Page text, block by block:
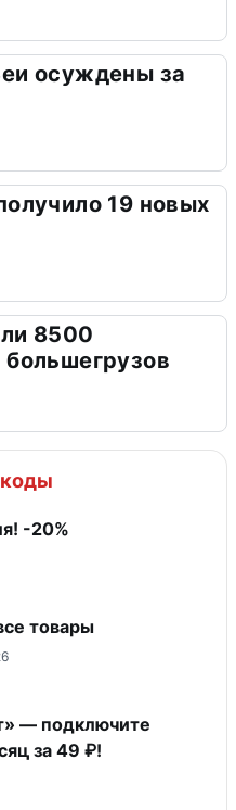
осуждены за
19 новых
8500
-20%
товары
за 49 ₽!